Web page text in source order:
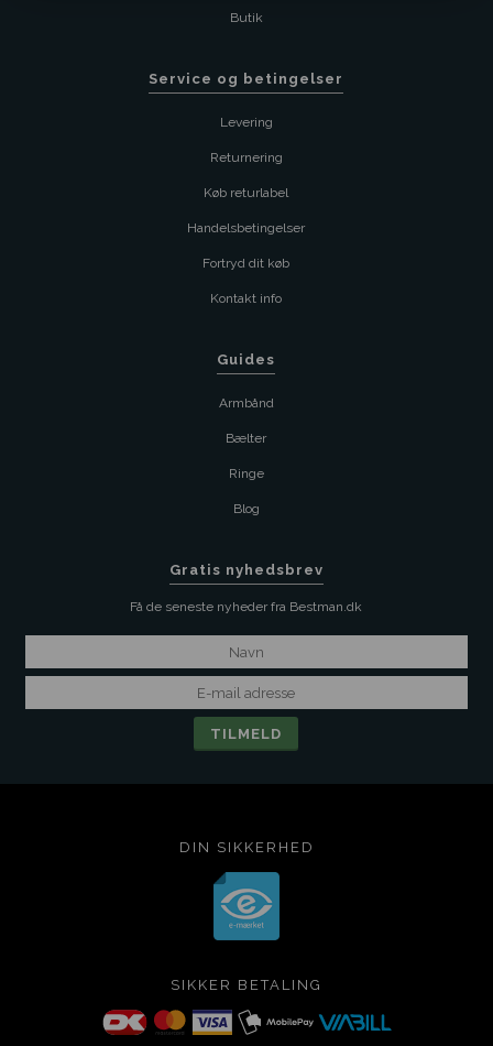
Butik
Service og betingelser
Levering
Returnering
Køb returlabel
Handelsbetingelser
Fortryd dit køb
Kontakt info
Guides
Armbånd
Bælter
Ringe
Blog
Gratis nyhedsbrev
Få de seneste nyheder fra Bestman.dk
DIN SIKKERHED
SIKKER BETALING